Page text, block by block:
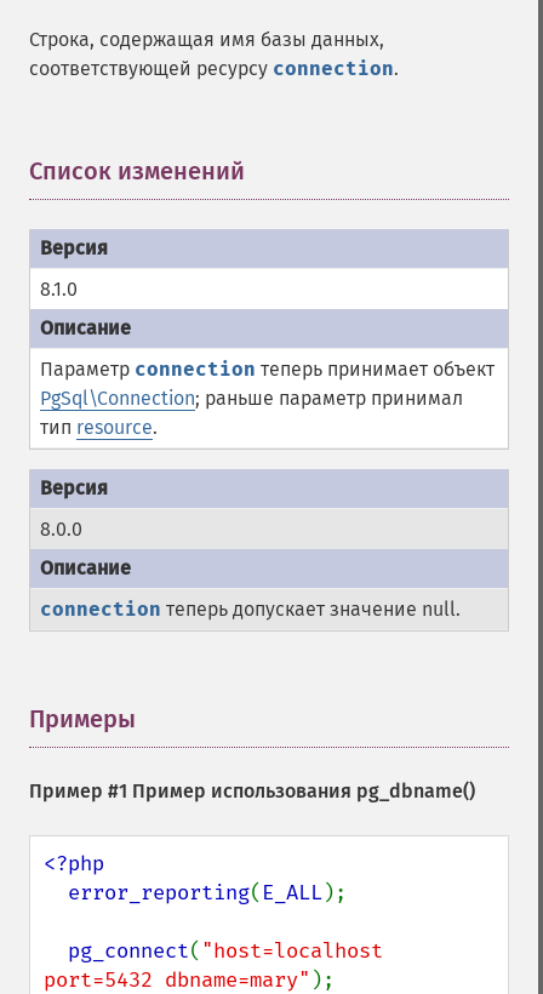
Строка, содержащая имя базы данных,
соответствующей ресурсу connection.
Список изменений
8.1.0
Параметр connection теперь принимает объект
PgSql\Connection; раньше параметр принимал
тип resource.
8.0.0
connection теперь допускает значение null.
Примеры
Пример #1 Пример использования pg_dbname()
<?php
  error_reporting
( E_ALL);
pg_connect( "host=localhost
port=5432 dbname=mary" );